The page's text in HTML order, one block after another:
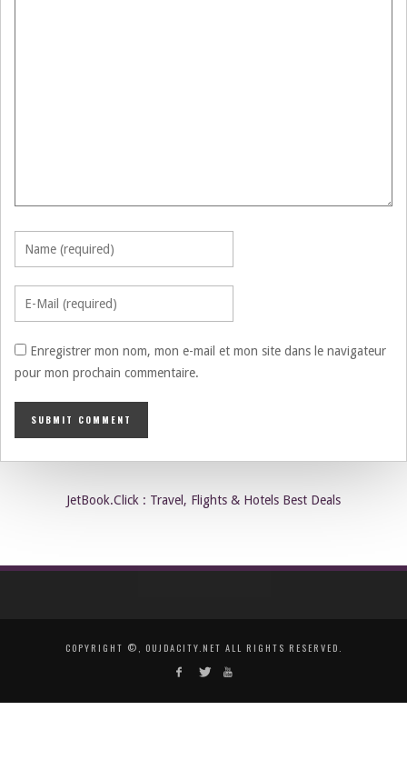
Enregistrer mon nom, mon e-mail et mon site dans le navigateur
pour mon prochain commentaire.
JetBook.Click : Travel, Flights & Hotels Best Deals
COPYRIGHT ©, OUJDACITY.NET ALL RIGHTS RESERVED.